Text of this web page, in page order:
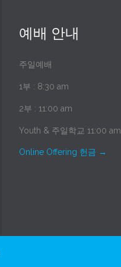
예배 안내
주일예배
1부 : 8:30 am
2부 : 11:00 am
Youth & 주일학교 11:00 am
Online Offering 헌금 →